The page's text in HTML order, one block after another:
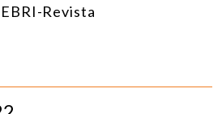
Revista